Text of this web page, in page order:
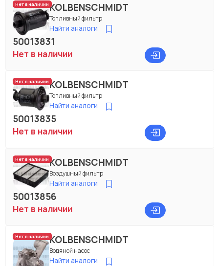
Нет в наличииKOLBENSCHMIDT
Топливный фильтр
Найти аналоги
50013831
Нет в наличии
Нет в наличииKOLBENSCHMIDT
Топливный фильтр
Найти аналоги
50013835
Нет в наличии
Нет в наличииKOLBENSCHMIDT
Воздушный фильтр
Найти аналоги
50013856
Нет в наличии
Нет в наличииKOLBENSCHMIDT
Водяной насос
Найти аналоги